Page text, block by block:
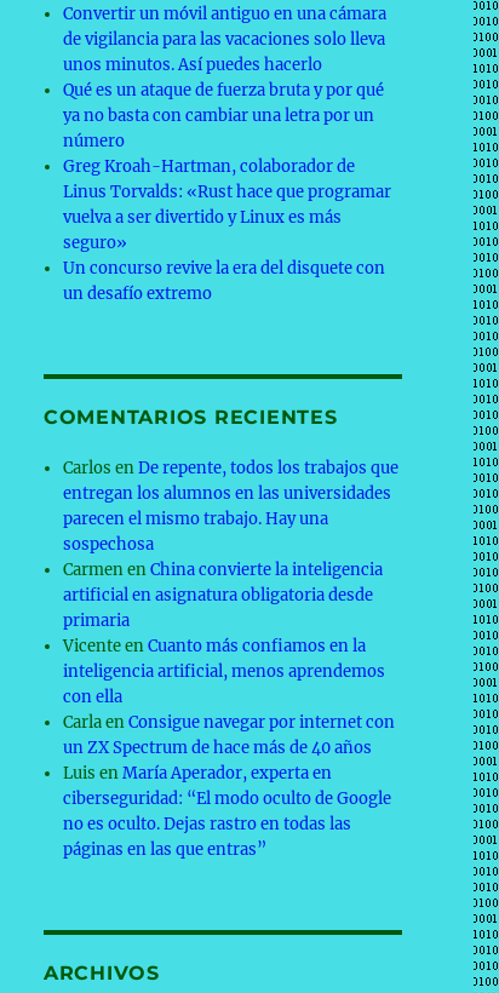
Convertir un móvil antiguo en una cámara
de vigilancia para las vacaciones solo lleva
unos minutos. Así puedes hacerlo
Qué es un ataque de fuerza bruta y por qué
ya no basta con cambiar una letra por un
número
Greg Kroah-Hartman, colaborador de
Linus Torvalds: «Rust hace que programar
vuelva a ser divertido y Linux es más
seguro»
Un concurso revive la era del disquete con
un desafío extremo
COMENTARIOS RECIENTES
Carlos enDe repente, todos los trabajos que
entregan los alumnos en las universidades
parecen el mismo trabajo. Hay una
sospechosa
CarmenenChina convierte la inteligencia
artificial en asignatura obligatoria desde
primaria
VicenteenCuanto más confiamos en la
inteligencia artificial, menos aprendemos
con ella
CarlaenConsigue navegar por internet con
un ZX Spectrum de hace más de 40 años
Luis enMaría Aperador, experta en
ciberseguridad: “El modo oculto de Google
no es oculto. Dejas rastro en todas las
páginas en las que entras”
ARCHIVOS